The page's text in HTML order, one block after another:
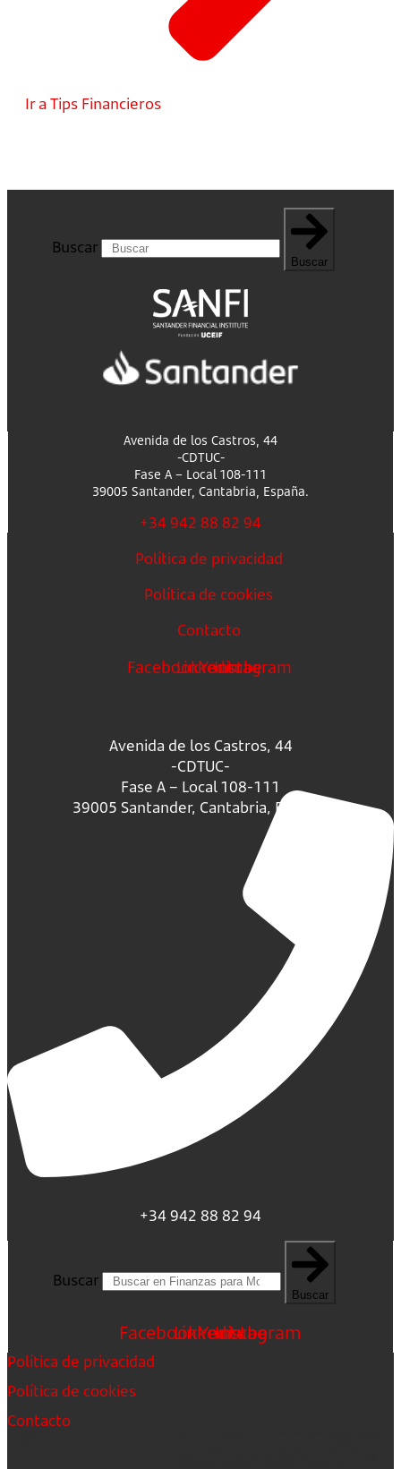
Ir a Tips Financieros
Buscar
Buscar
Avenida de los Castros, 44
-CDTUC-
Fase A – Local 108-111
39005 Santander, Cantabria, España.
+34 942 88 82 94
Política de privacidad
Política de cookies
Contacto
FacebookLinkedin
Youtube
Instagram
Avenida de los Castros, 44
-CDTUC-
Fase A – Local 108-111
39005 Santander, Cantabria, España.
+34 942 88 82 94
Buscar
Buscar
FacebookLinkedin
Youtube
Instagram
Política de privacidad
Política de cookies
Contacto